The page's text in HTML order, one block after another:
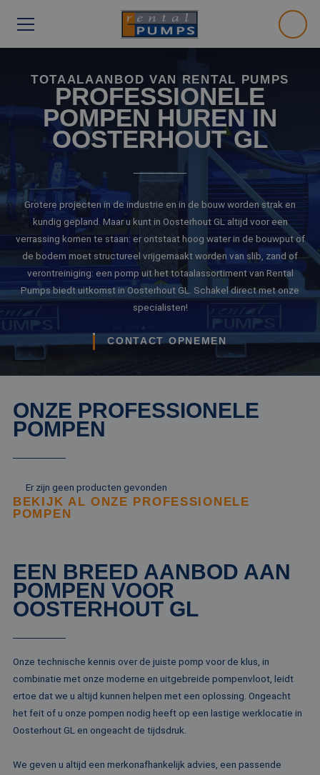
TOTAALAANBOD VAN RENTAL PUMPS
PROFESSIONELE
POMPEN HUREN IN
OOSTERHOUT GL
Grotere projecten in de industrie en in de bouw worden strak en
kundig gepland. Maar u kunt in Oosterhout GL altijd voor een
verrassing komen te staan: er ontstaat hoog water in de bouwput of
de bodem moet structureel vrijgemaakt worden van slib, zand of
verontreiniging: een pomp uit het totaalassortiment van Rental
Pumps biedt uitkomst in Oosterhout GL. Schakel direct met onze
specialisten!
CONTACT OPNEMEN
ONZE PROFESSIONELE
POMPEN
Er zijn geen producten gevonden
BEKIJK AL ONZE PROFESSIONELE
POMPEN
EEN BREED AANBOD AAN
POMPEN VOOR
OOSTERHOUT GL
Onze technische kennis over de juiste pomp voor de klus, in
combinatie met onze moderne en uitgebreide pompenvloot, leidt
ertoe dat we u altijd kunnen helpen met een oplossing. Ongeacht
het feit of u onze pompen nodig heeft op een lastige werklocatie in
Oosterhout GL en ongeacht de tijdsdruk.
We geven u altijd een merkonafhankelijk advies, een passende